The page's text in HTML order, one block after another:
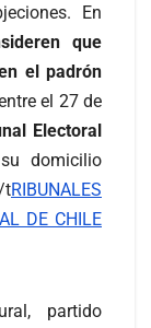
En
que
el padrón
el 27 de
Electoral
domicilio
tRIBUNALES
DE CHILE
partido